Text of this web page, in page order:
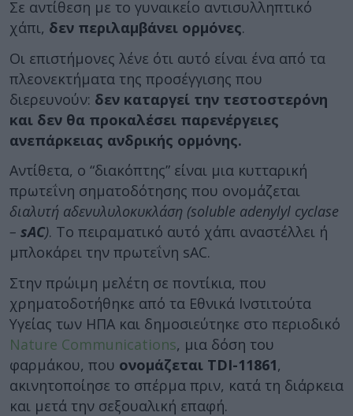
Σε αντίθεση με το γυναικείο αντισυλληπτικό
χάπι, δεν περιλαμβάνει ορμόνες.
Οι επιστήμονες λένε ότι αυτό είναι ένα από τα
πλεονεκτήματα της προσέγγισης που
διερευνούν: δεν καταργεί την τεστοστερόνη
και δεν θα προκαλέσει παρενέργειες
ανεπάρκειας ανδρικής ορμόνης.
Αντίθετα, ο “διακόπτης” είναι μια κυτταρική
πρωτεΐνη σηματοδότησης που ονομάζεται
διαλυτή αδενυλυλοκυκλάση (soluble adenylyl cyclase
– sAC). Το πειραματικό αυτό χάπι αναστέλλει ή
μπλοκάρει την πρωτεΐνη sAC.
Στην πρώιμη μελέτη σε ποντίκια, που
χρηματοδοτήθηκε από τα Εθνικά Ινστιτούτα
Υγείας των ΗΠΑ και δημοσιεύτηκε στο περιοδικό
Nature Communications, μια δόση του
φαρμάκου, που ονομάζεται TDI-11861,
ακινητοποίησε το σπέρμα πριν, κατά τη διάρκεια
και μετά την σεξουαλική επαφή.